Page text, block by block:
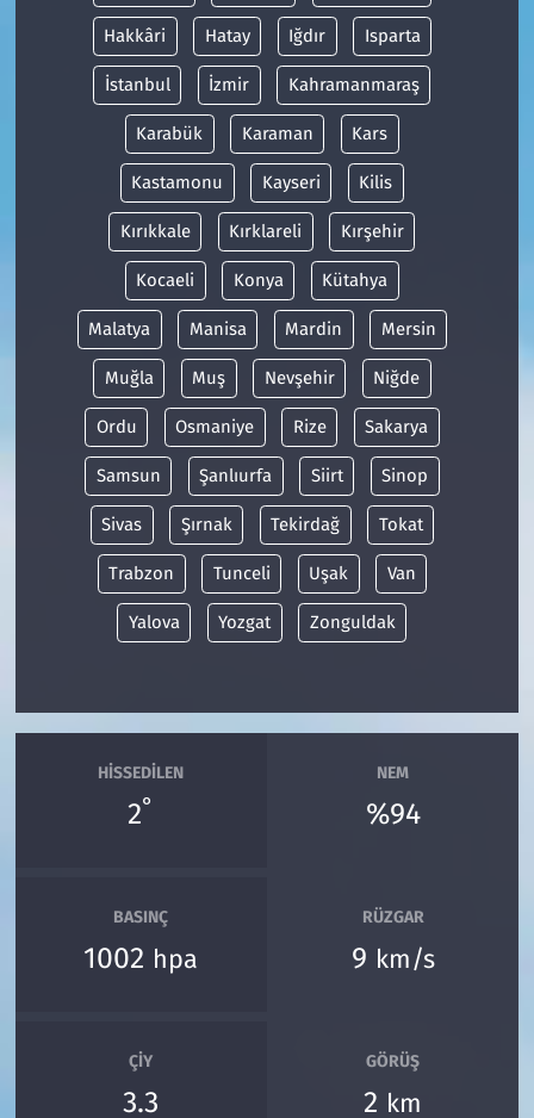
Hakkâri Hatay Iğdır Isparta
İstanbul İzmir Kahramanmaraş
Karabük Karaman Kars
Kastamonu Kayseri Kilis
Kırıkkale Kırklareli Kırşehir
Kocaeli Konya Kütahya
Malatya Manisa Mardin Mersin
Muğla Muş Nevşehir Niğde
Ordu Osmaniye Rize Sakarya
Samsun Şanlıurfa Siirt Sinop
Sivas Şırnak Tekirdağ Tokat
Trabzon Tunceli Uşak Van
Yalova Yozgat Zonguldak
HISSEDILEN
2°
NEM
%94
BASINÇ
1002 hpa
RÜZGAR
9 km/s
ÇIY
3.3
GÖRÜŞ
2 km